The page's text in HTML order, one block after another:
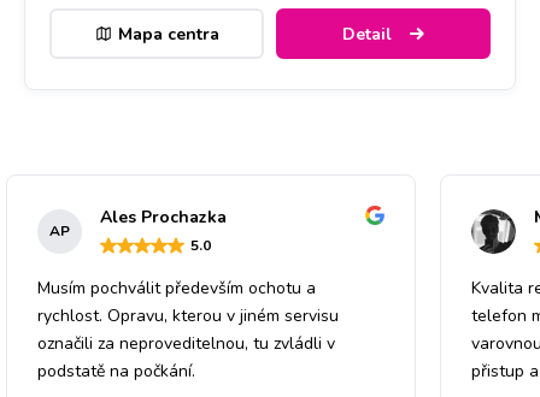
Mapa centra Detail
AP
Ales Prochazka
5.0
Musím pochválit především ochotu a
rychlost. Opravu, kterou v jiném servisu
označili za neproveditelnou, tu zvládli v
podstatě na počkání.
Kvalita
telefon
přistup